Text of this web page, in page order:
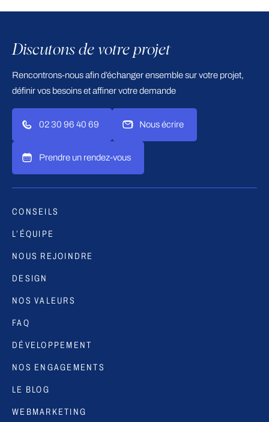
Discutons de votre projet
Rencontrons-nous afin d’échanger ensemble sur votre projet,
définir vos besoins et affiner votre demande
02 30 96 40 69 Nous écrire
Prendre un rendez-vous
CONSEILS
L’ÉQUIPE
NOUS REJOINDRE
DESIGN
NOS VALEURS
FAQ
DÉVELOPPEMENT
NOS ENGAGEMENTS
LE BLOG
WEBMARKETING